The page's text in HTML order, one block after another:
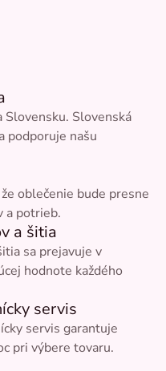
Slovensku. Slovenská
podporuje našu
oblečenie bude presne
a potrieb.
a šitia
sa prejavuje v
hodnote každého
servis
servis garantuje
pri výbere tovaru.